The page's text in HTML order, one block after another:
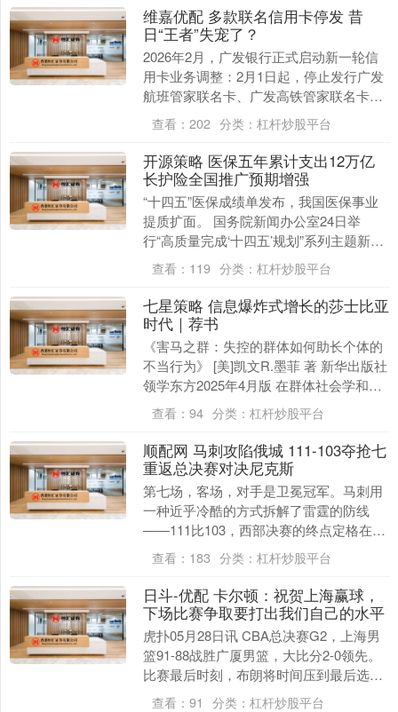
维嘉优配 多款联名信用卡停发 昔
日“王者”失宠了？
2026年2月，广发银行正式启动新一轮信
用卡业务调整：2月1日起，停止发行广发
航班管家联名卡、广发高铁管家联名卡等5
张联名信用卡；2月11日，将进一步下线
广发乐....
查看： 202 分类： 杠杆炒股平台
开源策略 医保五年累计支出12万亿
长护险全国推广预期增强
“十四五”医保成绩单发布，我国医保事业
提质扩面。 国务院新闻办公室24日举
行“高质量完成‘十四五’规划”系列主题新闻
发布会。国家医疗保障局局长章轲表
示，“十四五....
查看： 119 分类： 杠杆炒股平台
七星策略 信息爆炸式增长的莎士比亚
时代｜荐书
《害马之群：失控的群体如何助长个体的
不当行为》 [美]凯文R.墨菲 著 新华出版社
领学东方2025年4月版 在群体社会学和心
理学领域，最知名也争议最大的著作，
无....
查看： 94 分类： 杠杆炒股平台
顺配网 马刺攻陷俄城 111-103夺抢七
重返总决赛对决尼克斯
第七场，客场，对手是卫冕冠军。马刺用
一种近乎冷酷的方式拆解了雷霆的防线
——111比103，西部决赛的终点定格在俄
克拉荷马城。系列赛从俄城赢球开始，又
在俄城赢球结....
查看： 183 分类： 杠杆炒股平台
日斗-优配 卡尔顿：祝贺上海赢球，
下场比赛争取要打出我们自己的水平
虎扑05月28日讯 CBA总决赛G2，上海男
篮91-88战胜广厦男篮，大比分2-0领先。
比赛最后时刻，布朗将时间压到最后选择
突破，古德温眼疾手快完成抢断，一条....
查看： 91 分类： 杠杆炒股平台